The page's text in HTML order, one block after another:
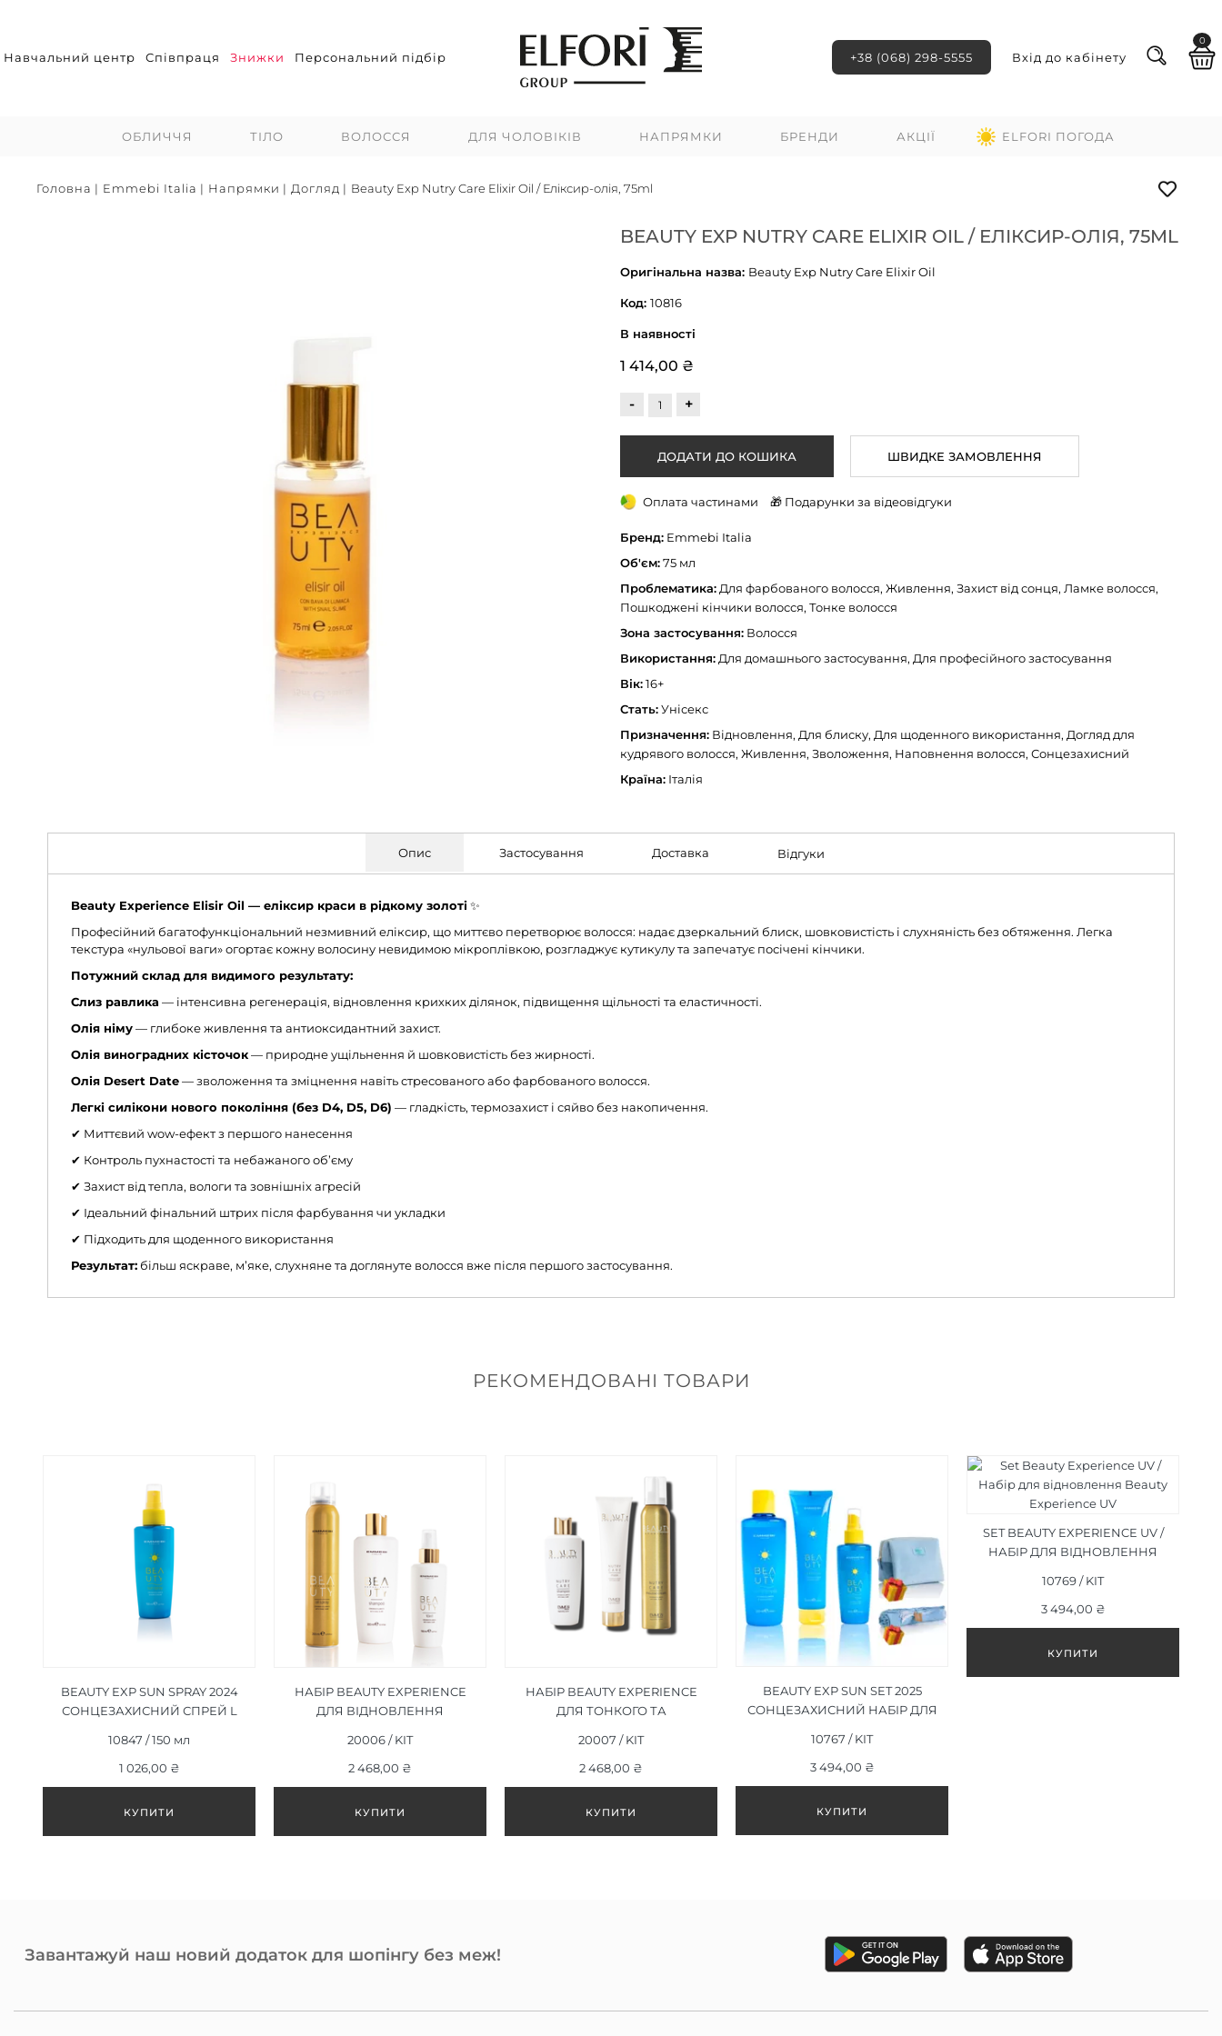
Навчальний центр Співпраця Знижки Персональний підбір +38 (068) 298-5555 Вхід до кабінету
0
ОБЛИЧЧЯ ТІЛО ВОЛОССЯ ДЛЯ ЧОЛОВІКІВ НАПРЯМКИ БРЕНДИ АКЦІЇ ELFORI ПОГОДА
Головна | Emmebi Italia | Напрямки | Догляд | Beauty Exp Nutry Care Elixir Oil / Еліксир-олія, 75ml
BEAUTY EXP NUTRY CARE ELIXIR OIL / ЕЛІКСИР-ОЛІЯ, 75ML
Оригінальна назва: Beauty Exp Nutry Care Elixir Oil
Код: 10816
В наявності
1 414,00 ₴
- +
ШВИДКЕ ЗАМОВЛЕННЯ
Оплата частинами 🎁 Подарунки за відеовідгуки
Бренд: Emmebi Italia
Об'єм:75 мл
Проблематика: Для фарбованого волосся, Живлення, Захист від сонця, Ламке волосся,
Пошкоджені кінчики волосся, Тонке волосся
Зона застосування: Волосся
Використання: Для домашнього застосування, Для професійного застосування
Вік:16+
Стать:Унісекс
Призначення: Відновлення, Для блиску, Для щоденного використання, Догляд для
кудрявого волосся, Живлення, Зволоження, Наповнення волосся, Сонцезахисний
Країна: Італія
Опис Застосування Доставка Відгуки
Beauty Experience Elisir Oil — еліксир краси в рідкому золоті✨
Професійний багатофункціональний незмивний еліксир, що миттєво перетворює волосся: надає дзеркальний блиск, шовковистість і слухняність без обтяження. Легка
текстура «нульової ваги» огортає кожну волосину невидимою мікроплівкою, розгладжує кутикулу та запечатує посічені кінчики.
Потужний склад для видимого результату:
Слиз равлика — інтенсивна регенерація, відновлення крихких ділянок, підвищення щільності та еластичності.
Олія німу— глибоке живлення та антиоксидантний захист.
Олія виноградних кісточок— природне ущільнення й шовковистість без жирності.
Олія Desert Date— зволоження та зміцнення навіть стресованого або фарбованого волосся.
Легкі силікони нового покоління (без D4, D5, D6) — гладкість, термозахист і сяйво без накопичення.
✔ Миттєвий wow-ефект з першого нанесення
✔ Контроль пухнастості та небажаного об’єму
✔ Захист від тепла, вологи та зовнішніх агресій
✔ Ідеальний фінальний штрих після фарбування чи укладки
✔ Підходить для щоденного використання
Результат: більш яскраве, м’яке, слухняне та доглянуте волосся вже після першого застосування.
РЕКОМЕНДОВАНІ ТОВАРИ
BEAUTY EXP SUN SPRAY 2024
СОНЦЕЗАХИСНИЙ СПРЕЙ L
10847 / 150 мл
1 026,00 ₴
НАБІР ВEAUTY EXPERIENCE
ДЛЯ ВІДНОВЛЕННЯ
20006 / KIT
2 468,00 ₴
НАБІР ВEAUTY EXPERIENCE
ДЛЯ ТОНКОГО ТА
20007 / KIT
2 468,00 ₴
BEAUTY EXP SUN SET 2025
СОНЦЕЗАХИСНИЙ НАБІР ДЛЯ
10767 / KIT
3 494,00 ₴
SET BEAUTY EXPERIENCE UV /
НАБІР ДЛЯ ВІДНОВЛЕННЯ
10769 / KIT
3 494,00 ₴
Завантажуй наш новий додаток для шопінгу без меж!